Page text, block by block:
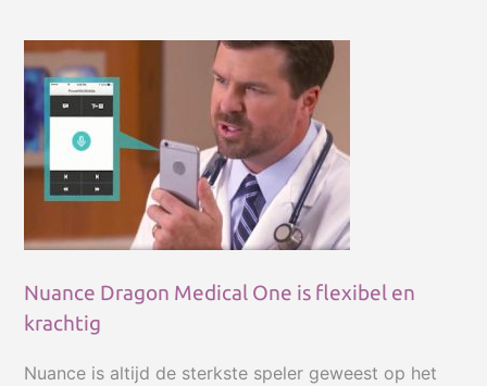
productpagina
Nuance Dragon Medical One is flexibel en
krachtig
Nuance is altijd de sterkste speler geweest op het